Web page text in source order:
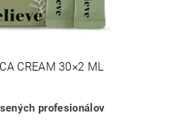
CREAM 30×2 ML
profesionálov